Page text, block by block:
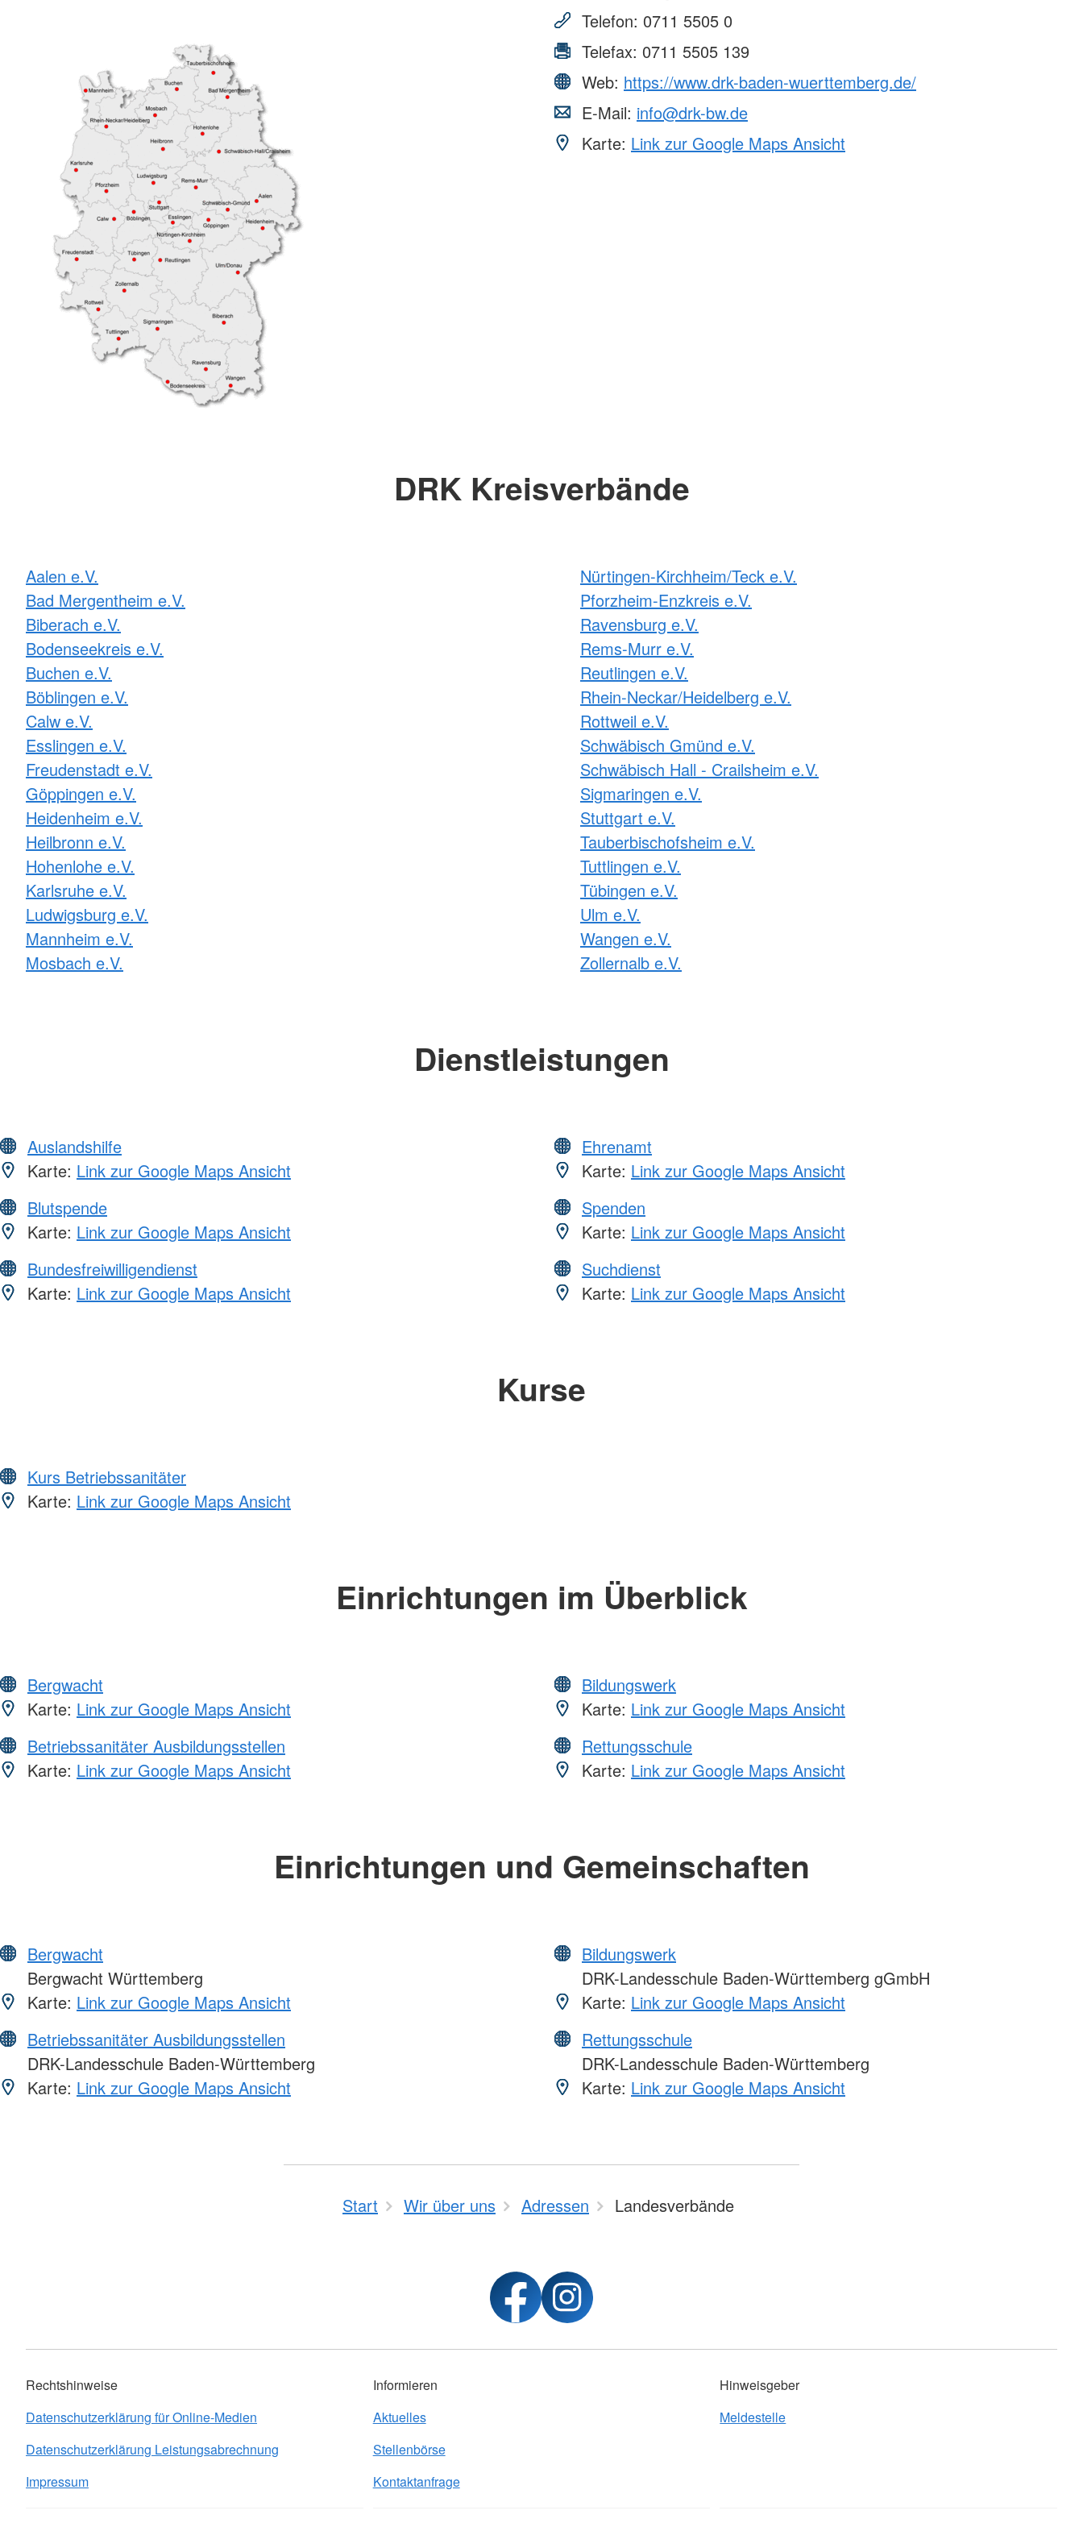
Telefon: 0711 5505 0
Telefax: 0711 5505 139
Web: https://www.drk-baden-wuerttemberg.de/
E-Mail: info@drk-bw.de
Karte: Link zur Google Maps Ansicht
DRK Kreisverbände
Aalen e.V.
Bad Mergentheim e.V.
Biberach e.V.
Bodenseekreis e.V.
Buchen e.V.
Böblingen e.V.
Calw e.V.
Esslingen e.V.
Freudenstadt e.V.
Göppingen e.V.
Heidenheim e.V.
Heilbronn e.V.
Hohenlohe e.V.
Karlsruhe e.V.
Ludwigsburg e.V.
Mannheim e.V.
Mosbach e.V.
Nürtingen-Kirchheim/Teck e.V.
Pforzheim-Enzkreis e.V.
Ravensburg e.V.
Rems-Murr e.V.
Reutlingen e.V.
Rhein-Neckar/Heidelberg e.V.
Rottweil e.V.
Schwäbisch Gmünd e.V.
Schwäbisch Hall - Crailsheim e.V.
Sigmaringen e.V.
Stuttgart e.V.
Tauberbischofsheim e.V.
Tuttlingen e.V.
Tübingen e.V.
Ulm e.V.
Wangen e.V.
Zollernalb e.V.
Dienstleistungen
Auslandshilfe
Karte: Link zur Google Maps Ansicht
Blutspende
Karte: Link zur Google Maps Ansicht
Bundesfreiwilligendienst
Karte: Link zur Google Maps Ansicht
Ehrenamt
Karte: Link zur Google Maps Ansicht
Spenden
Karte: Link zur Google Maps Ansicht
Suchdienst
Karte: Link zur Google Maps Ansicht
Kurse
Kurs Betriebssanitäter
Karte: Link zur Google Maps Ansicht
Einrichtungen im Überblick
Bergwacht
Karte: Link zur Google Maps Ansicht
Betriebssanitäter Ausbildungsstellen
Karte: Link zur Google Maps Ansicht
Bildungswerk
Karte: Link zur Google Maps Ansicht
Rettungsschule
Karte: Link zur Google Maps Ansicht
Einrichtungen und Gemeinschaften
Bergwacht
Bergwacht Württemberg
Karte: Link zur Google Maps Ansicht
Betriebssanitäter Ausbildungsstellen
DRK-Landesschule Baden-Württemberg
Karte: Link zur Google Maps Ansicht
Bildungswerk
DRK-Landesschule Baden-Württemberg gGmbH
Karte: Link zur Google Maps Ansicht
Rettungsschule
DRK-Landesschule Baden-Württemberg
Karte: Link zur Google Maps Ansicht
Start Wir über uns Adressen Landesverbände
Rechtshinweise
Datenschutzerklärung für Online-Medien
Datenschutzerklärung Leistungsabrechnung
Impressum
Informieren
Aktuelles
Stellenbörse
Kontaktanfrage
Hinweisgeber
Meldestelle